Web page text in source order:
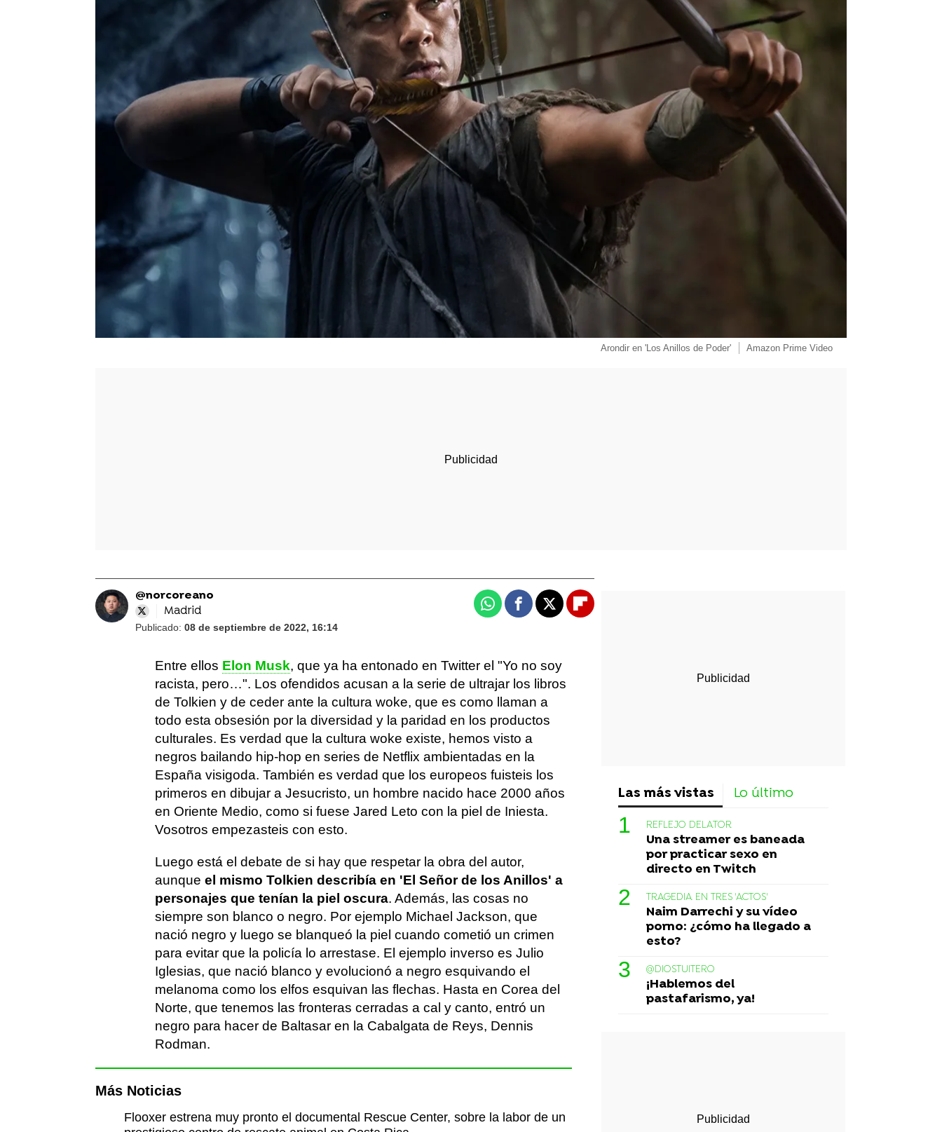
Arondir en 'Los Anillos de Poder' Amazon Prime Video
@norcoreano
Madrid
Publicado: 08 de septiembre de 2022, 16:14
WhatsappFacebook
X Flipboard
Entre ellos Elon Musk, que ya ha entonado en Twitter el "Yo no soy
racista, pero…". Los ofendidos acusan a la serie de ultrajar los libros
de Tolkien y de ceder ante la cultura woke, que es como llaman a
todo esta obsesión por la diversidad y la paridad en los productos
culturales. Es verdad que la cultura woke existe, hemos visto a
negros bailando hip-hop en series de Netflix ambientadas en la
España visigoda. También es verdad que los europeos fuisteis los
primeros en dibujar a Jesucristo, un hombre nacido hace 2000 años
en Oriente Medio, como si fuese Jared Leto con la piel de Iniesta.
Vosotros empezasteis con esto.
Luego está el debate de si hay que respetar la obra del autor,
aunque el mismo Tolkien describía en 'El Señor de los Anillos' a
personajes que tenían la piel oscura. Además, las cosas no
siempre son blanco o negro. Por ejemplo Michael Jackson, que
nació negro y luego se blanqueó la piel cuando cometió un crimen
para evitar que la policía lo arrestase. El ejemplo inverso es Julio
Iglesias, que nació blanco y evolucionó a negro esquivando el
melanoma como los elfos esquivan las flechas. Hasta en Corea del
Norte, que tenemos las fronteras cerradas a cal y canto, entró un
negro para hacer de Baltasar en la Cabalgata de Reys, Dennis
Rodman.
Más Noticias
Flooxer estrena muy pronto el documental Rescue Center, sobre la labor de un
Las más vistas Lo último
REFLEJO DELATOR
Una streamer es baneada
por practicar sexo en
directo en Twitch
TRAGEDIA EN TRES 'ACTOS'
Naim Darrechi y su vídeo
porno: ¿cómo ha llegado a
esto?
@DIOSTUITERO
¡Hablemos del
pastafarismo, ya!